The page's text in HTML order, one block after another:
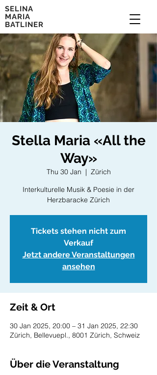
SELINA
MARIA
BATLINER
Stella Maria «All the
Way»
Thu 30 Jan
  |
Zürich
Interkulturelle Musik & Poesie in der
Herzbaracke Zürich
Tickets stehen nicht zum
Verkauf
Jetzt andere Veranstaltungen
ansehen
Zeit & Ort
30 Jan 2025, 20:00 – 31 Jan 2025, 22:30
Zürich, Bellevuepl., 8001 Zürich, Schweiz
Über die Veranstaltung